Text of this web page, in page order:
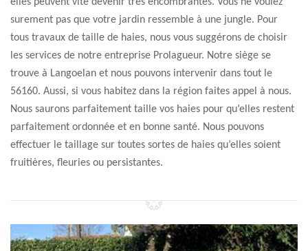
surement pas que votre jardin ressemble à une jungle. Pour
tous travaux de taille de haies, nous vous suggérons de choisir
les services de notre entreprise Prolagueur. Notre siège se
trouve à Langoelan et nous pouvons intervenir dans tout le
56160. Aussi, si vous habitez dans la région faites appel à nous.
Nous saurons parfaitement taille vos haies pour qu’elles restent
parfaitement ordonnée et en bonne santé. Nous pouvons
effectuer le taillage sur toutes sortes de haies qu’elles soient
fruitières, fleuries ou persistantes.